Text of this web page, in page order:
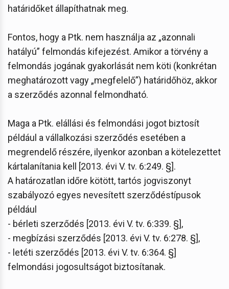
határidőket állapíthatnak meg.
Fontos, hogy a Ptk. nem használja az „azonnali
hatályú” felmondás kifejezést. Amikor a törvény a
felmondás jogának gyakorlását nem köti (konkrétan
meghatározott vagy „megfelelő”) határidőhöz, akkor
a szerződés azonnal felmondható.
Maga a Ptk. elállási és felmondási jogot biztosít
például a vállalkozási szerződés esetében a
megrendelő részére, ilyenkor azonban a kötelezettet
kártalanítania kell [2013. évi V. tv. 6:249. §].
A határozatlan időre kötött, tartós jogviszonyt
szabályozó egyes nevesített szerződéstípusok
például
- bérleti szerződés [2013. évi V. tv. 6:339. §],
- megbízási szerződés [2013. évi V. tv. 6:278. §],
- letéti szerződés [2013. évi V. tv. 6:364. §]
felmondási jogosultságot biztosítanak.